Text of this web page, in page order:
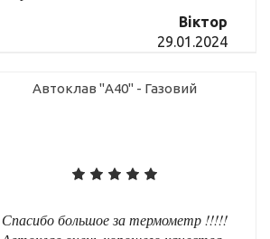
Віктор
29.01.2024
Автоклав "А40" - Газовий
Спасибо большое за термометр !!!!!